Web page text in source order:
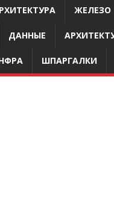
ЖЕЛЕЗО
ДАННЫЕ
ШПАРГАЛКИ